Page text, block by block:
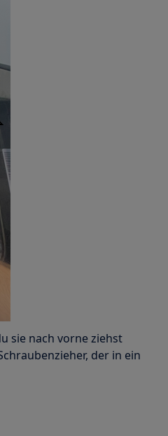
sie nach vorne ziehst
der in ein